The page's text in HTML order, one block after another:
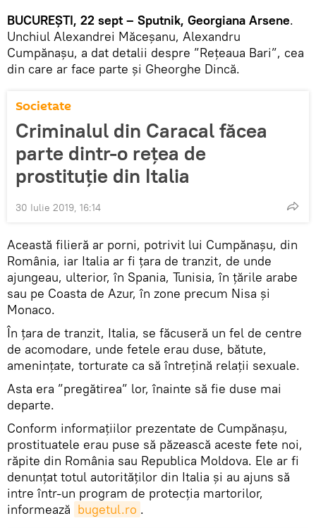
BUCUREȘTI, 22 sept – Sputnik, Georgiana Arsene.
Unchiul Alexandrei Măceșanu, Alexandru
Cumpănașu, a dat detalii despre ”Rețeaua Bari”, cea
din care ar face parte și Gheorghe Dincă.
Societate
Criminalul din Caracal făcea
parte dintr-o rețea de
prostituție din Italia
30 Iulie 2019, 16:14
Această filieră ar porni, potrivit lui Cumpănașu, din
România, iar Italia ar fi țara de tranzit, de unde
ajungeau, ulterior, în Spania, Tunisia, în țările arabe
sau pe Coasta de Azur, în zone precum Nisa și
Monaco.
În țara de tranzit, Italia, se făcuseră un fel de centre
de acomodare, unde fetele erau duse, bătute,
amenințate, torturate ca să întrețină relații sexuale.
Asta era ”pregătirea” lor, înainte să fie duse mai
departe.
Conform informațiilor prezentate de Cumpănașu,
prostituatele erau puse să păzească aceste fete noi,
răpite din România sau Republica Moldova. Ele ar fi
denunțat totul autorităților din Italia și au ajuns să
intre într-un program de protecția martorilor,
informează bugetul.ro .